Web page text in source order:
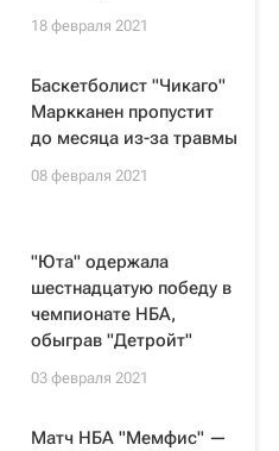
18 февраля 2021
Баскетболист "Чикаго"
Маркканен пропустит
до месяца из-за травмы
08 февраля 2021
"Юта" одержала
шестнадцатую победу в
чемпионате НБА,
обыграв "Детройт"
03 февраля 2021
Матч НБА "Мемфис" —